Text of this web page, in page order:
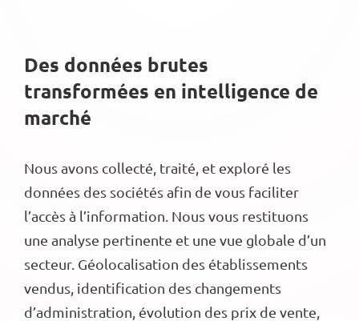
Des données brutes
transformées en intelligence de
marché
Nous avons collecté, traité, et exploré les
données des sociétés afin de vous faciliter
l’accès à l’information. Nous vous restituons
une analyse pertinente et une vue globale d’un
secteur. Géolocalisation des établissements
vendus, identification des changements
d’administration, évolution des prix de vente,